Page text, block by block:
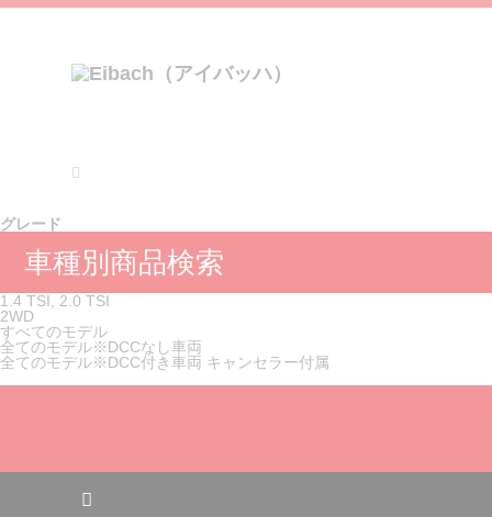
グレード
車種別商品検索
1.4 TSI, 2.0 TSI
2WD
すべてのモデル
全てのモデル※DCCなし車両
全てのモデル※DCC付き車両 キャンセラー付属